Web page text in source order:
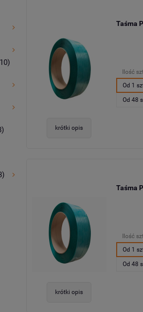
Taśma
krótki opis
Ilość
Od 1
Od 48
Taśma
krótki opis
Ilość
Od 1
Od 48